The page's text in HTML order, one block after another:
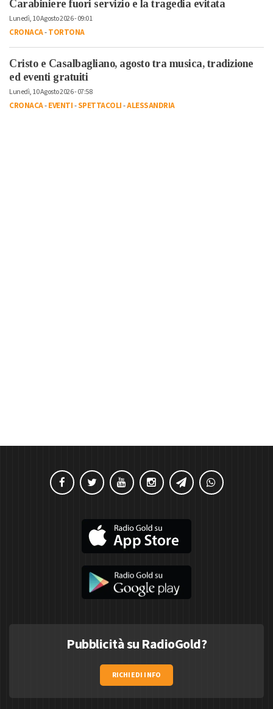
Carabiniere fuori servizio e la tragedia evitata
Lunedì, 10 Agosto 2026 - 09:01
CRONACA-TORTONA
Cristo e Casalbagliano, agosto tra musica, tradizione
ed eventi gratuiti
Lunedì, 10 Agosto 2026 - 07:58
CRONACA-EVENTI-SPETTACOLI-ALESSANDRIA
Pubblicità su RadioGold?
RICHIEDI INFO